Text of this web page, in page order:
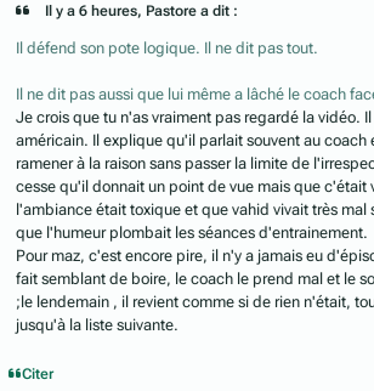
Il y a 6 heures, Pastore a dit :
Il défend son pote logique. Il ne dit pas tout.
Il ne dit pas aussi que lui même a lâché le coach
Je crois que tu n'as vraiment pas regardé la vidéo.
américain. Il explique qu'il parlait souvent au coach
ramener à la raison sans passer la limite de
cesse qu'il donnait un point de vue mais que c'était
l'ambiance était toxique et que vahid vivait très mal
que l'humeur plombait les séances d'entrainement.
Pour maz, c'est encore pire, il n'y a jamais eu
fait semblant de boire, le coach le prend mal et le
;le lendemain , il revient comme si de rien n'était,
jusqu'à la liste suivante.
Citer